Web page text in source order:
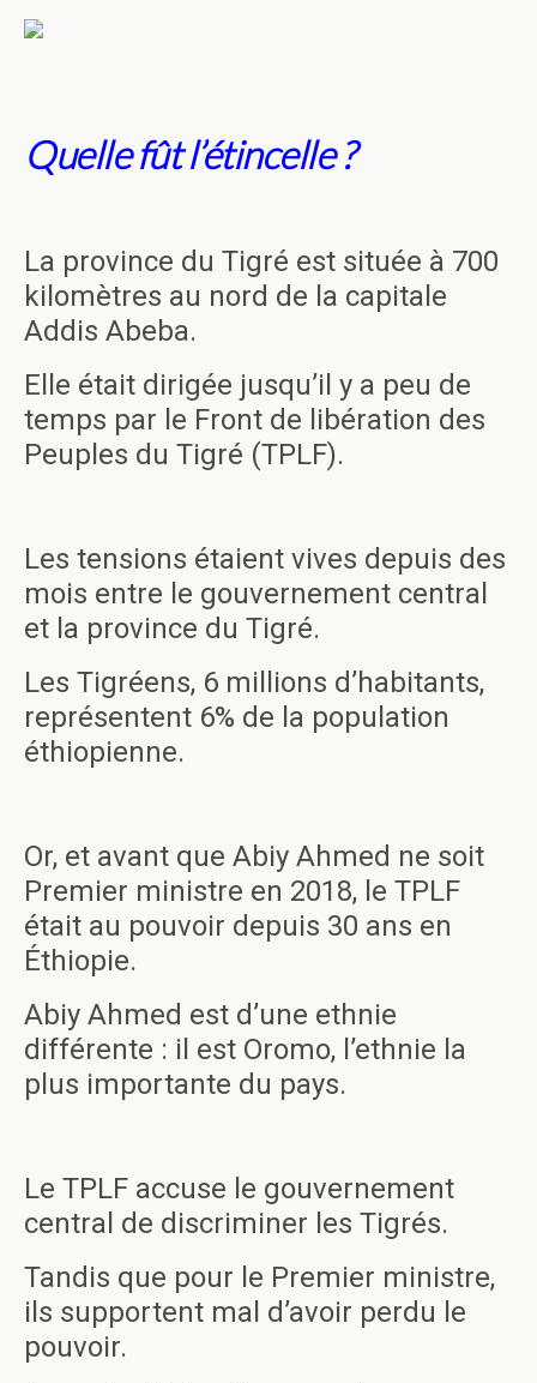
Quelle fût l’étincelle ?
La province du Tigré est située à 700
kilomètres au nord de la capitale
Addis Abeba.
Elle était dirigée jusqu’il y a peu de
temps par le Front de libération des
Peuples du Tigré (TPLF).
Les tensions étaient vives depuis des
mois entre le gouvernement central
et la province du Tigré.
Les Tigréens, 6 millions d’habitants,
représentent 6% de la population
éthiopienne.
Or, et avant que Abiy Ahmed ne soit
Premier ministre en 2018, le TPLF
était au pouvoir depuis 30 ans en
Éthiopie.
Abiy Ahmed est d’une ethnie
différente : il est Oromo, l’ethnie la
plus importante du pays.
Le TPLF accuse le gouvernement
central de discriminer les Tigrés.
Tandis que pour le Premier ministre,
ils supportent mal d’avoir perdu le
pouvoir.